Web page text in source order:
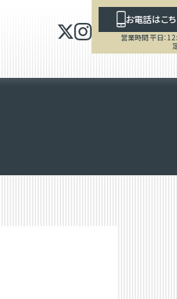
お電話はこ
営業時間 平日：